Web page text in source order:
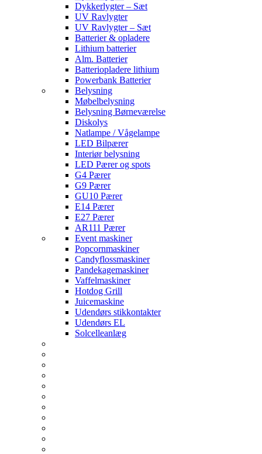
Dykkerlygter – Sæt
UV Ravlygter
UV Ravlygter – Sæt
Batterier & opladere
Lithium batterier
Alm. Batterier
Batteriopladere lithium
Powerbank Batterier
Belysning
Møbelbelysning
Belysning Børneværelse
Diskolys
Natlampe / Vågelampe
LED Bilpærer
Interiør belysning
LED Pærer og spots
G4 Pærer
G9 Pærer
GU10 Pærer
E14 Pærer
E27 Pærer
AR111 Pærer
Event maskiner
Popcornmaskiner
Candyflossmaskiner
Pandekagemaskiner
Vaffelmaskiner
Hotdog Grill
Juicemaskine
Udendørs stikkontakter
Udendørs EL
Solcelleanlæg